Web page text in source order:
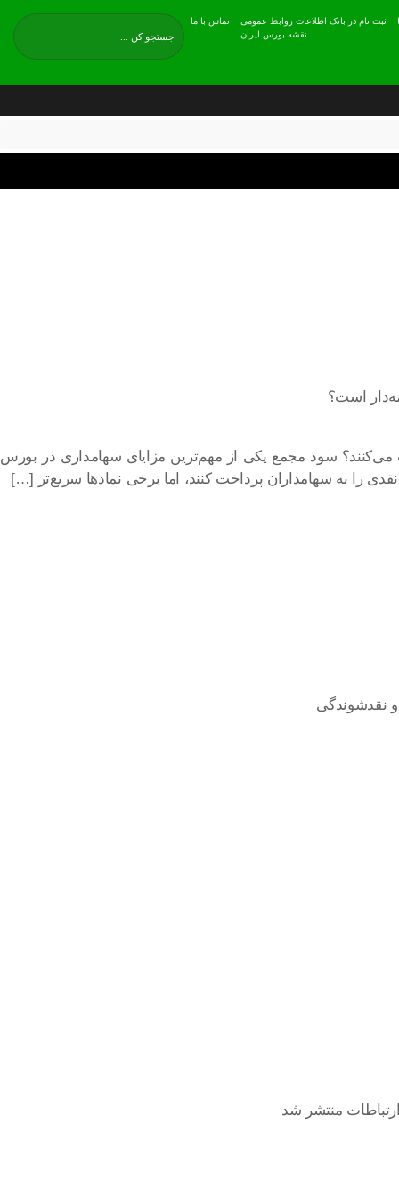
تماس با ما
ثبت نام در بانک اطلاعات روابط عمومی
نقشه بورس ایران
سود مجمع یکی از مهم‌ترین مزایای سهامداری در بورس
نقدشوندگی
منتشر شد